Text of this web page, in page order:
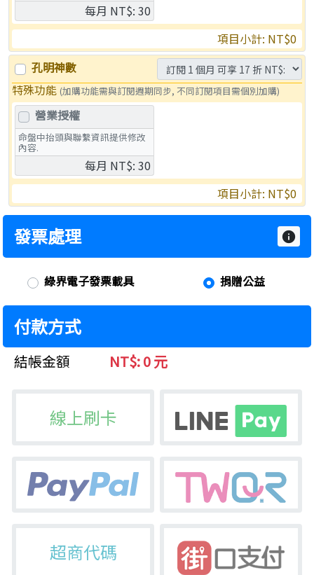
每月 NT$: 30
項目小計: NT$0
孔明神數
特殊功能 (加購功能需與訂閱週期同步, 不同訂閱項目需個別加購)
營業授權
命盤中抬頭與聯繫資訊提供修改
內容.
每月 NT$: 30
項目小計: NT$0
發票處理 info
綠界電子發票載具 捐贈公益
付款方式
結帳金額 NT$: 0 元
線上刷卡
超商代碼